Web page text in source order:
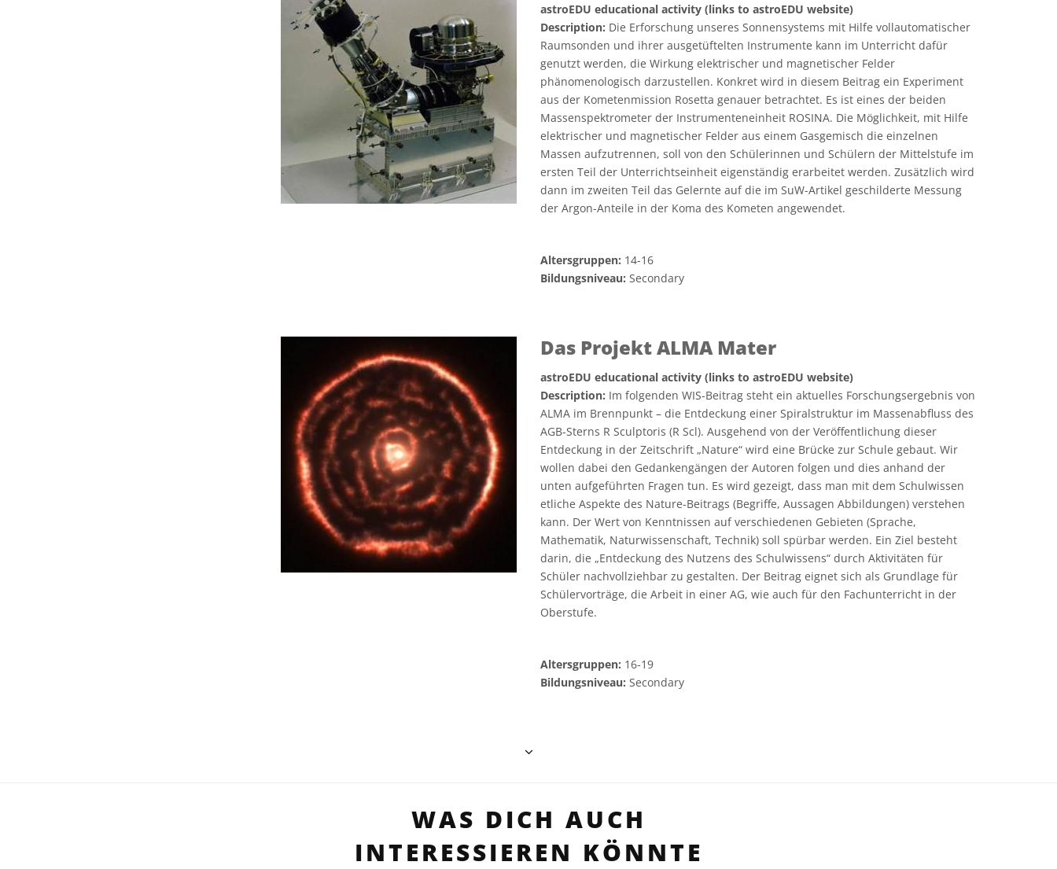
astroEDU educational activity (links to astroEDU website)
Description: Die Erforschung unseres Sonnensystems mit Hilfe vollautomatischer
Raumsonden und ihrer ausgetüftelten Instrumente kann im Unterricht dafür
genutzt werden, die Wirkung elektrischer und magnetischer Felder
phänomenologisch darzustellen. Konkret wird in diesem Beitrag ein Experiment
aus der Kometenmission Rosetta genauer betrachtet. Es ist eines der beiden
Massenspektrometer der Instrumenteneinheit ROSINA. Die Möglichkeit, mit Hilfe
elektrischer und magnetischer Felder aus einem Gasgemisch die einzelnen
Massen aufzutrennen, soll von den Schülerinnen und Schülern der Mittelstufe im
ersten Teil der Unterrichtseinheit eigenständig erarbeitet werden. Zusätzlich wird
dann im zweiten Teil das Gelernte auf die im SuW-Artikel geschilderte Messung
der Argon-Anteile in der Koma des Kometen angewendet.
Altersgruppen: 14-16
Bildungsniveau: Secondary
Das Projekt ALMA Mater
astroEDU educational activity (links to astroEDU website)
Description: Im folgenden WIS-Beitrag steht ein aktuelles Forschungsergebnis von
ALMA im Brennpunkt – die Entdeckung einer Spiralstruktur im Massenabfluss des
AGB-Sterns R Sculptoris (R Scl). Ausgehend von der Veröffentlichung dieser
Entdeckung in der Zeitschrift „Nature“ wird eine Brücke zur Schule gebaut. Wir
wollen dabei den Gedankengängen der Autoren folgen und dies anhand der
unten aufgeführten Fragen tun. Es wird gezeigt, dass man mit dem Schulwissen
etliche Aspekte des Nature-Beitrags (Begriffe, Aussagen Abbildungen) verstehen
kann. Der Wert von Kenntnissen auf verschiedenen Gebieten (Sprache,
Mathematik, Naturwissenschaft, Technik) soll spürbar werden. Ein Ziel besteht
darin, die „Entdeckung des Nutzens des Schulwissens“ durch Aktivitäten für
Schüler nachvollziehbar zu gestalten. Der Beitrag eignet sich als Grundlage für
Schülervorträge, die Arbeit in einer AG, wie auch für den Fachunterricht in der
Oberstufe.
Altersgruppen: 16-19
Bildungsniveau: Secondary
WAS DICH AUCH
INTERESSIEREN KÖNNTE